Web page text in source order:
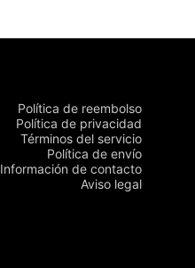
Política de reembolso
Política de privacidad
Términos del servicio
Política de envío
Información de contacto
Aviso legal